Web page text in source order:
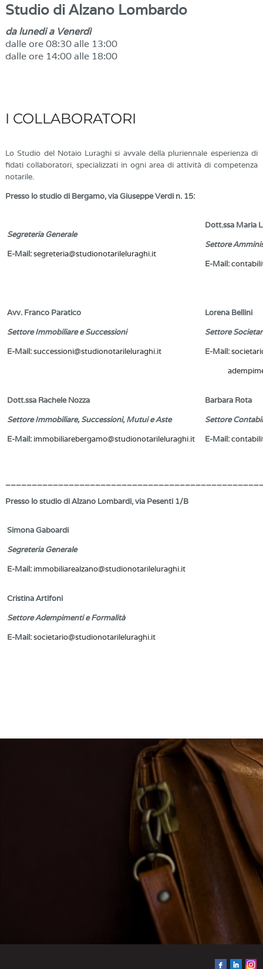
Studio di Alzano Lombardo
da lunedi a Venerdì
dalle ore 08:30 alle 13:00
dalle ore 14:00 alle 18:00
I COLLABORATORI
Lo Studio del Notaio Luraghi si avvale della pluriennale esperienza di
fidati collaboratori, specializzati in ogni area di attività di competenza
notarile.
Presso lo studio di Bergamo, via Giuseppe Verdi n. 15:
Segreteria Generale
E-Mail:segreteria@studionotarileluraghi.it
Dott.ssa Maria
Settore
E-Mail:
Avv. Franco Paratico
Settore Immobiliare e Successioni
E-Mail:successioni@studionotarileluraghi.it
Lorena Bellini
Settore
E-Mail:
Dott.ssa Rachele Nozza
Settore Immobiliare, Successioni, Mutui e Aste
E-Mail: immobiliarebergamo@studionotarileluraghi.it
Barbara Rota
Settore
E-Mail:
Presso lo studio di Alzano Lombardi, via Pesenti 1/B
Simona Gaboardi
Segreteria Generale
E-Mail: immobiliarealzano@studionotarileluraghi.it
Cristina Artifoni
Settore Adempimenti e Formalità
E-Mail:societario@studionotarileluraghi.it